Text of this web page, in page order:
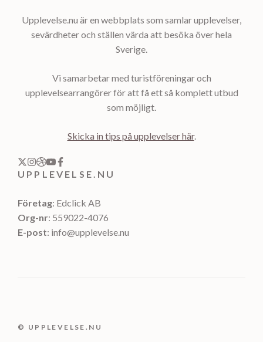
Upplevelse.nu är en webbplats som samlar upplevelser,
sevärdheter och ställen värda att besöka över hela
Sverige.
Vi samarbetar med turistföreningar och
upplevelsearrangörer för att få ett så komplett utbud
som möjligt.
Skicka in tips på upplevelser här.
UPPLEVELSE.NU
Företag: Edclick AB
Org-nr: 559022-4076
E-post: info@upplevelse.nu
© UPPLEVELSE.NU